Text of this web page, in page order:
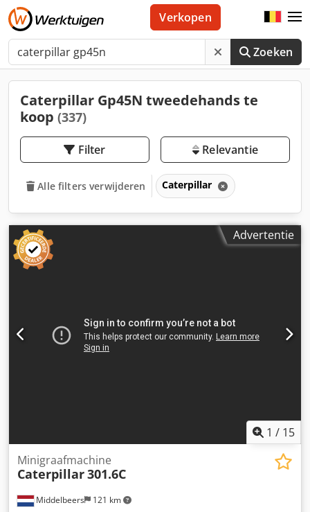
Zoeken
Verkopen
Caterpillar Gp45N tweedehands te
koop (337)
Filter Relevantie
Alle filters verwijderen Caterpillar
Advertentie
1 / 15
Middelbeers 121 km
Minigraafmachine
Caterpillar301.6C